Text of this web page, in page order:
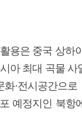
용은 중국 상하
아 최대 곡물 사
·전시공간으
예정지인 북항